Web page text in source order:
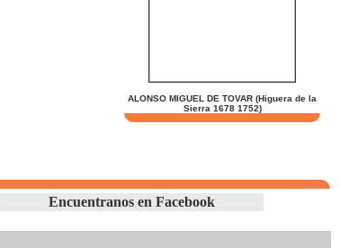
ALONSO MIGUEL DE TOVAR (Higuera de la
Sierra 1678 1752)
Encuentranos en Facebook